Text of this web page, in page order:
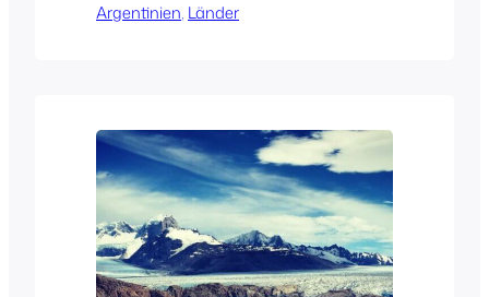
Argentinien, Länder